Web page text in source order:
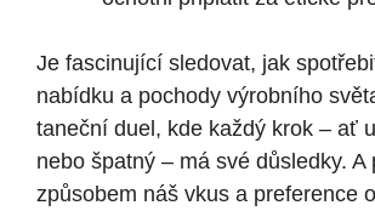
Je fascinující sledovat, jak
nabídku a pochody výrobního
taneční duel, kde každý krok – ať
nebo špatný – má své důsledky. A
způsobem náš vkus a preference